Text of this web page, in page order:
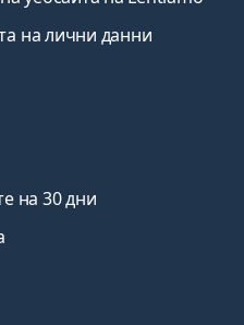
на лични данни
на 30 дни